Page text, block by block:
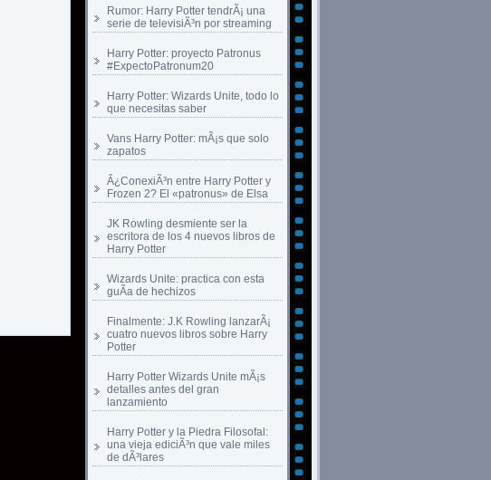
Rumor: Harry Potter tendrÃ¡ una
serie de televisiÃ³n por streaming
Harry Potter: proyecto Patronus
#ExpectoPatronum20
Harry Potter: Wizards Unite, todo lo
que necesitas saber
Vans Harry Potter: mÃ¡s que solo
zapatos
Â¿ConexiÃ³n entre Harry Potter y
Frozen 2? El «patronus» de Elsa
JK Rowling desmiente ser la
escritora de los 4 nuevos libros de
Harry Potter
Wizards Unite: practica con esta
guÃ­a de hechizos
Finalmente: J.K Rowling lanzarÃ¡
cuatro nuevos libros sobre Harry
Potter
Harry Potter Wizards Unite mÃ¡s
detalles antes del gran
lanzamiento
Harry Potter y la Piedra Filosofal:
una vieja ediciÃ³n que vale miles
de dÃ³lares